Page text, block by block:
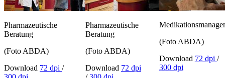
Pharmazeutische
Beratung
(Foto ABDA)
Download 72 dpi /
Pharmazeutische
Beratung
(Foto ABDA)
Download 72 dpi
(Foto ABDA)
Download 72 dpi /
300 dpi